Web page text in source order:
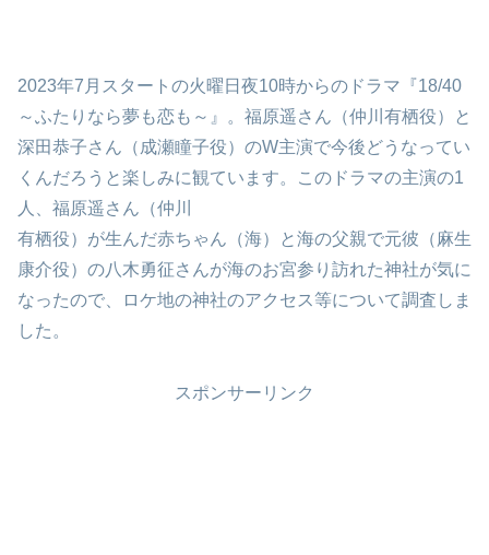
2023年7月スタートの火曜日夜10時からのドラマ『18/40
～ふたりなら夢も恋も～』。福原遥さん（仲川 有栖役）
と
深田恭子さん（成瀬瞳子役）のW主演で今後どうなってい
くんだろうと楽しみに観ています。このドラマの主演の1
人、福原遥さん（仲川
有栖役）が生んだ赤ちゃん（海）と海の父親で元彼（麻生
康介役）の八木勇征さんが海のお宮参り訪れた神社が気に
なったので、ロケ地の神社のアクセス等について調査しま
した。
スポンサーリンク